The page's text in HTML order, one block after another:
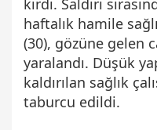
haftalık hamile
(30), gözüne gelen
yaralandı. Düşük
kaldırılan sağlık
taburcu edildi.